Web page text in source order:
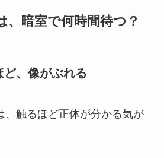
、暗室で何時間待つ？
ど、像がぶれる
、触るほど正体が分かる気が